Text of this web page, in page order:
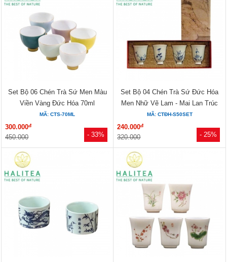
- 33%
Set Bộ 06 Chén Trà Sứ Men Màu
Viền Vàng Đức Hóa 70ml
MÃ: CTS-70ML
300.000đ
450.000 - 25%
Set Bộ 04 Chén Trà Sứ Đức Hóa
Men Nhữ Vẽ Lam - Mai Lan Trúc
Cúc...
MÃ: CTĐH-S50SET
240.000đ
320.000